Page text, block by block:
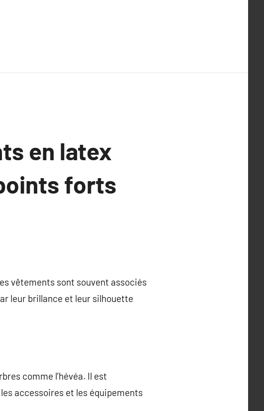
en latex
forts
vêtements sont souvent associés
leur brillance et leur silhouette
comme l’hévéa. Il est
accessoires et les équipements